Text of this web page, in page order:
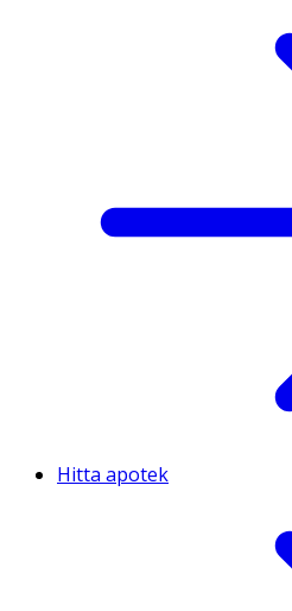
Hitta apotek